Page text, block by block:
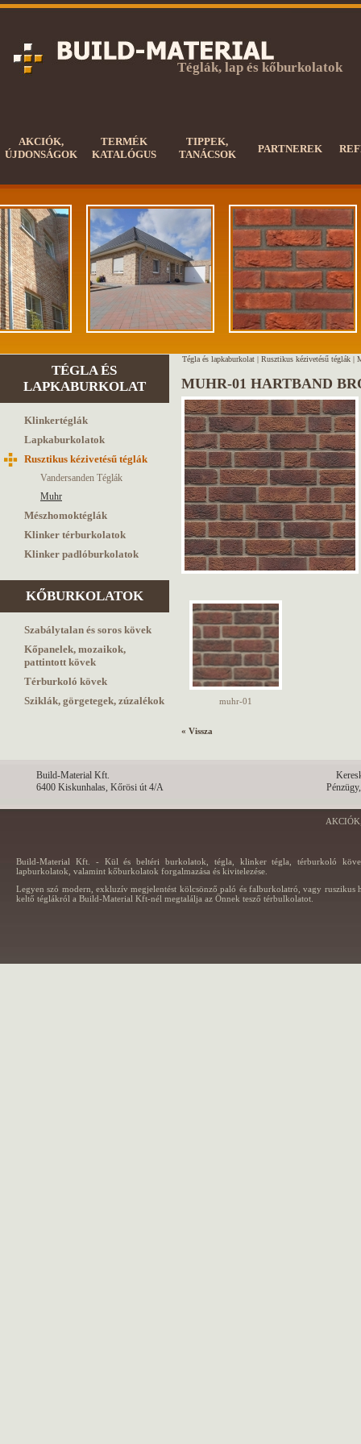
Téglák, lap és kőburkolatok
AKCIÓK,
ÚJDONSÁGOK
TERMÉK
KATALÓGUS
TIPPEK,
TANÁCSOK
PARTNEREK
TÉGLA ÉS
LAPKABURKOLAT
Klinkertéglák
Lapkaburkolatok
Rusztikus kézivetésű téglák
Vandersanden Téglák
Muhr
Mészhomoktéglák
Klinker térburkolatok
Klinker padlóburkolatok
KŐBURKOLATOK
Szabálytalan és soros kövek
Kőpanelek, mozaikok,
pattintott kövek
Térburkoló kövek
Sziklák, görgetegek, zúzalékok
Tégla és lapkaburkolat | Rusztikus kézivetésű téglák |
MUHR-01 HARTBAND
muhr-01
« Vissza
Build-Material Kft.
6400 Kiskunhalas, Kőrösi út 4/A
Build-Material Kft. - Kül és beltéri burkolatok, tégla, klinker tégla, térburkoló
lapburkolatok, valamint kőburkolatok forgalmazása és kivitelezése.
Legyen szó modern, exkluzív megjelentést kölcsönző paló és falburkolatró, vagy ruszikus
keltő téglákról a Build-Material Kft-nél megtalálja az Önnek tesző térbulkolatot.